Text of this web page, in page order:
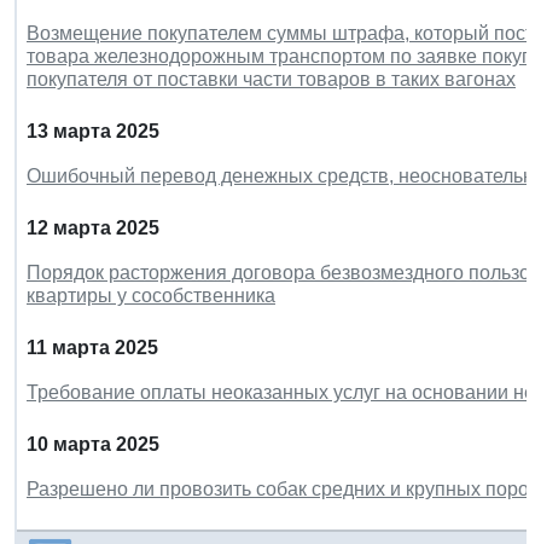
Возмещение покупателем суммы штрафа, который
товара железнодорожным транспортом по заявке
покупателя от поставки части товаров в таких вагонах
13 марта 2025
Ошибочный перевод денежных средств,
12 марта 2025
Порядок расторжения договора безвозмездного
квартиры у сособственника
11 марта 2025
Требование оплаты неоказанных услуг на основании
10 марта 2025
Разрешено ли провозить собак средних и крупных